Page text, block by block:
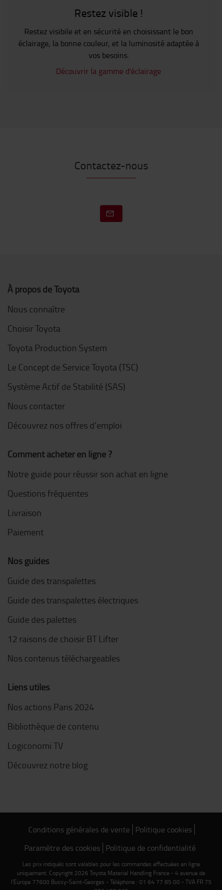
Restez visible !
Restez visibile et en sécurité en choisissant le bon
éclairage, la bonne couleur, et la luminosité adaptée à
vos besoins.
Découvrir la gamme d'éclairage
Contactez-nous
À propos de Toyota
Nous connaître
Choisir Toyota
Toyota Production System
Le Concept de Service Toyota (TSC)
Système Actif de Stabilité (SAS)
Nous contacter
Découvrez nos offres d'emploi
Comment acheter en ligne ?
Notre guide pour réussir son achat en ligne
Questions fréquentes
Livraison
Paiement
Nos guides
Guide des transpalettes
Guide des transpalettes électriques
Guide des palettes
12 raisons de choisir BT Lifter
Nos contenus téléchargeables
Liens utiles
Nos actions Paris 2024
Bibliothèque de contenu
Logiconomi TV
Découvrez notre blog
Conditions générales de vente Politique cookies
Paramètre des cookies Politique de confidentialité
Les prix indiqués sont valables pour les commandes effectuées en ligne
uniquement. Copyright 2026 Toyota Material Handling France - 4 avenue de
l'Europe 77600 Bussy-Saint-Georges - Téléphone : 01 64 77 85 00 - TVA FR 75